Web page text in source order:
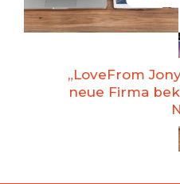
„LoveFrom
neue Firma